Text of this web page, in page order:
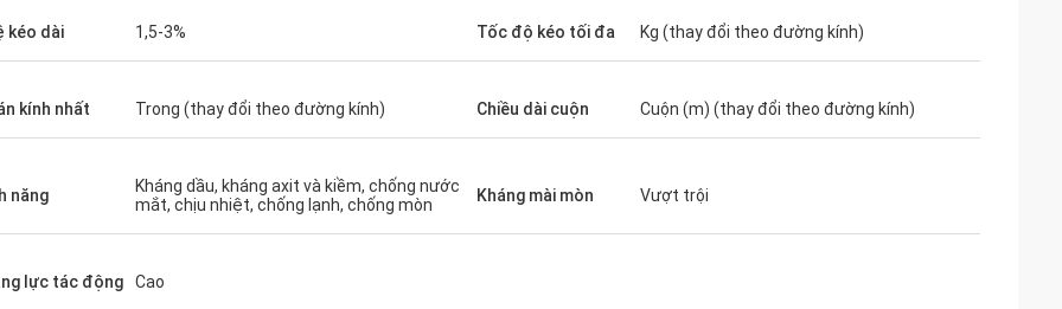
kéo dài 1,5-3% Tốc độ kéo tối đa Kg (thay đổi theo đường kính)
kính nhất Trong (thay đổi theo đường kính) Chiều dài cuộn Cuộn (m) (thay đổi theo đường kính)
năng
Kháng dầu, kháng axit và kiềm, chống nước
mắt, chịu nhiệt, chống lạnh, chống mòn
Kháng mài mòn Vượt trội
lực tác động Cao